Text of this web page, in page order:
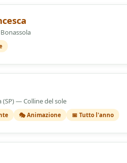
(SP) — Colline del sole
🎭 Animazione 📅 Tutto l'anno